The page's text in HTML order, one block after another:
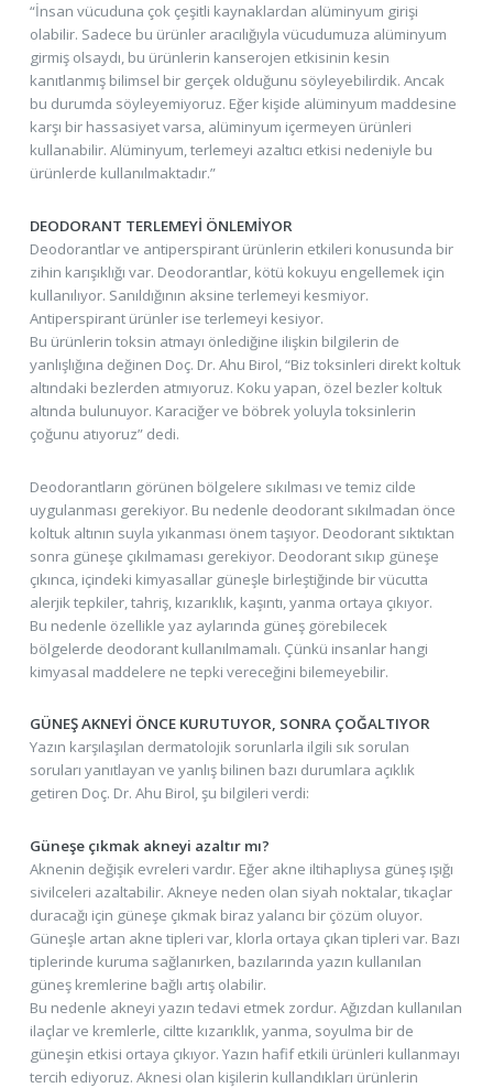
“İnsan vücuduna çok çeşitli kaynaklardan alüminyum girişi
olabilir. Sadece bu ürünler aracılığıyla vücudumuza alüminyum
girmiş olsaydı, bu ürünlerin kanserojen etkisinin kesin
kanıtlanmış bilimsel bir gerçek olduğunu söyleyebilirdik. Ancak
bu durumda söyleyemiyoruz. Eğer kişide alüminyum maddesine
karşı bir hassasiyet varsa, alüminyum içermeyen ürünleri
kullanabilir. Alüminyum, terlemeyi azaltıcı etkisi nedeniyle bu
ürünlerde kullanılmaktadır.”
DEODORANT TERLEMEYİ ÖNLEMİYOR
Deodorantlar ve antiperspirant ürünlerin etkileri konusunda bir
zihin karışıklığı var. Deodorantlar, kötü kokuyu engellemek için
kullanılıyor. Sanıldığının aksine terlemeyi kesmiyor.
Antiperspirant ürünler ise terlemeyi kesiyor.
Bu ürünlerin toksin atmayı önlediğine ilişkin bilgilerin de
yanlışlığına değinen Doç. Dr. Ahu Birol, “Biz toksinleri direkt koltuk
altındaki bezlerden atmıyoruz. Koku yapan, özel bezler koltuk
altında bulunuyor. Karaciğer ve böbrek yoluyla toksinlerin
çoğunu atıyoruz” dedi.
Deodorantların görünen bölgelere sıkılması ve temiz cilde
uygulanması gerekiyor. Bu nedenle deodorant sıkılmadan önce
koltuk altının suyla yıkanması önem taşıyor. Deodorant sıktıktan
sonra güneşe çıkılmaması gerekiyor. Deodorant sıkıp güneşe
çıkınca, içindeki kimyasallar güneşle birleştiğinde bir vücutta
alerjik tepkiler, tahriş, kızarıklık, kaşıntı, yanma ortaya çıkıyor.
Bu nedenle özellikle yaz aylarında güneş görebilecek
bölgelerde deodorant kullanılmamalı. Çünkü insanlar hangi
kimyasal maddelere ne tepki vereceğini bilemeyebilir.
GÜNEŞ AKNEYİ ÖNCE KURUTUYOR, SONRA ÇOĞALTIYOR
Yazın karşılaşılan dermatolojik sorunlarla ilgili sık sorulan
soruları yanıtlayan ve yanlış bilinen bazı durumlara açıklık
getiren Doç. Dr. Ahu Birol, şu bilgileri verdi:
Güneşe çıkmak akneyi azaltır mı?
Aknenin değişik evreleri vardır. Eğer akne iltihaplıysa güneş ışığı
sivilceleri azaltabilir. Akneye neden olan siyah noktalar, tıkaçlar
duracağı için güneşe çıkmak biraz yalancı bir çözüm oluyor.
Güneşle artan akne tipleri var, klorla ortaya çıkan tipleri var. Bazı
tiplerinde kuruma sağlanırken, bazılarında yazın kullanılan
güneş kremlerine bağlı artış olabilir.
Bu nedenle akneyi yazın tedavi etmek zordur. Ağızdan kullanılan
ilaçlar ve kremlerle, ciltte kızarıklık, yanma, soyulma bir de
güneşin etkisi ortaya çıkıyor. Yazın hafif etkili ürünleri kullanmayı
tercih ediyoruz. Aknesi olan kişilerin kullandıkları ürünlerin